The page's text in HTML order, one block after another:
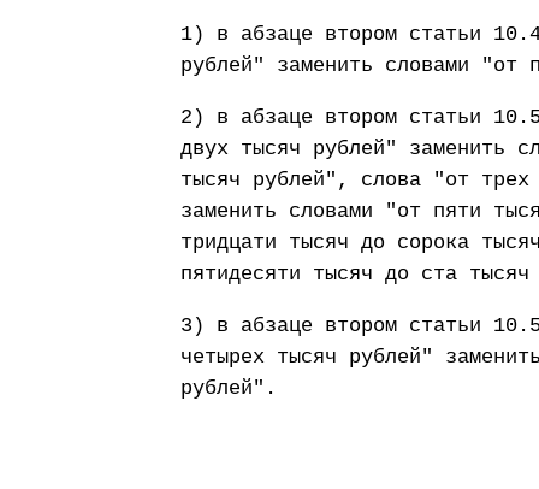
1) в абзаце втором статьи
рублей" заменить словами "от
2) в абзаце втором статьи
двух тысяч рублей" заменить
тысяч рублей", слова "от трех
заменить словами "от пяти
тридцати тысяч до сорока
пятидесяти тысяч до ста
3) в абзаце втором статьи
четырех тысяч рублей"
рублей".